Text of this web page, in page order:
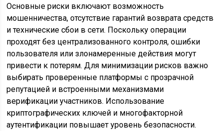
Основные риски включают возможность
мошенничества, отсутствие гарантий возврата средств
и технические сбои в сети. Поскольку операции
проходят без централизованного контроля, ошибки
пользователя или злонамеренные действия могут
привести к потерям. Для минимизации рисков важно
выбирать проверенные платформы с прозрачной
репутацией и встроенными механизмами
верификации участников. Использование
криптографических ключей и многофакторной
аутентификации повышает уровень безопасности.